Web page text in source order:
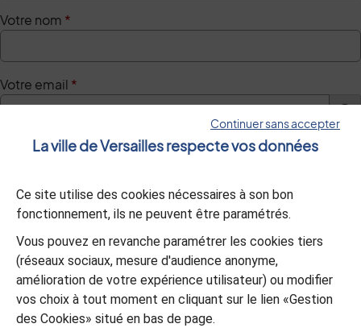
Votre nom *
Votre email *
Votre message*
Validation*
À des fins de sécurité, veuillez sélectionner les
4 premiers
caractèreset les 2 derniers caractèresde la série.
M Y B 3 P
Continuer sans accepter
La ville de Versailles respecte vos données
Ce site utilise des cookies nécessaires à son bon
fonctionnement, ils ne peuvent être paramétrés.
Vous pouvez en revanche paramétrer les cookies tiers
(réseaux sociaux, mesure d'audience anonyme,
amélioration de votre expérience utilisateur) ou modifier
vos choix à tout moment en cliquant sur le lien «Gestion
des Cookies» situé en bas de page.